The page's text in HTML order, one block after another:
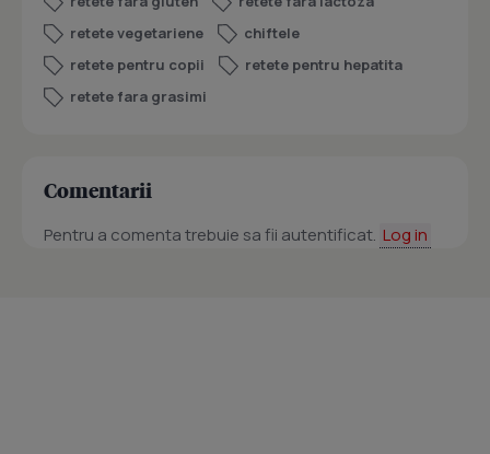
retete vegetariene
chiftele
retete pentru copii
retete pentru hepatita
retete fara grasimi
Comentarii
Pentru a comenta trebuie sa fii autentificat. Log in